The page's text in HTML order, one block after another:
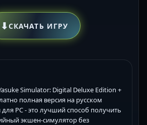
⬇СКАЧАТЬ ИГРУ
Simulator: Digital Deluxe Edition +
полная версия на русском
для PC - это лучший способ получить
экшен-симулятор без